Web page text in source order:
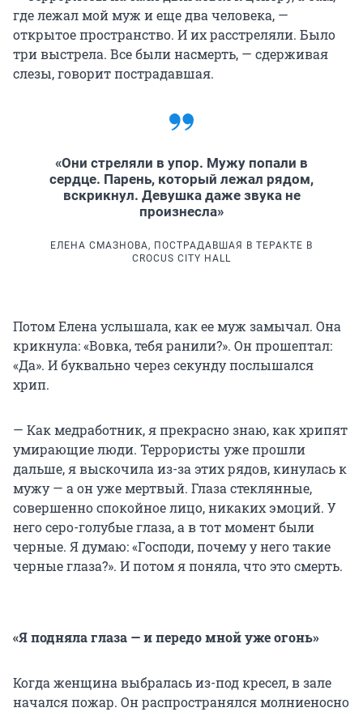
где лежал мой муж и еще два человека, —
открытое пространство. И их расстреляли. Было
три выстрела. Все были насмерть, — сдерживая
слезы, говорит пострадавшая.
«Они стреляли в упор. Мужу попали в
сердце. Парень, который лежал рядом,
вскрикнул. Девушка даже звука не
произнесла»
ЕЛЕНА СМАЗНОВА, ПОСТРАДАВШАЯ В ТЕРАКТЕ В
CROCUS CITY HALL
Потом Елена услышала, как ее муж замычал. Она
крикнула: «Вовка, тебя ранили?». Он прошептал:
«Да». И буквально через секунду послышался
хрип.
— Как медработник, я прекрасно знаю, как хрипят
умирающие люди. Террористы уже прошли
дальше, я выскочила из-за этих рядов, кинулась к
мужу — а он уже мертвый. Глаза стеклянные,
совершенно спокойное лицо, никаких эмоций. У
него серо-голубые глаза, а в тот момент были
черные. Я думаю: «Господи, почему у него такие
черные глаза?». И потом я поняла, что это смерть.
«Я подняла глаза — и передо мной уже огонь»
Когда женщина выбралась из-под кресел, в зале
начался пожар. Он распространялся молниеносно